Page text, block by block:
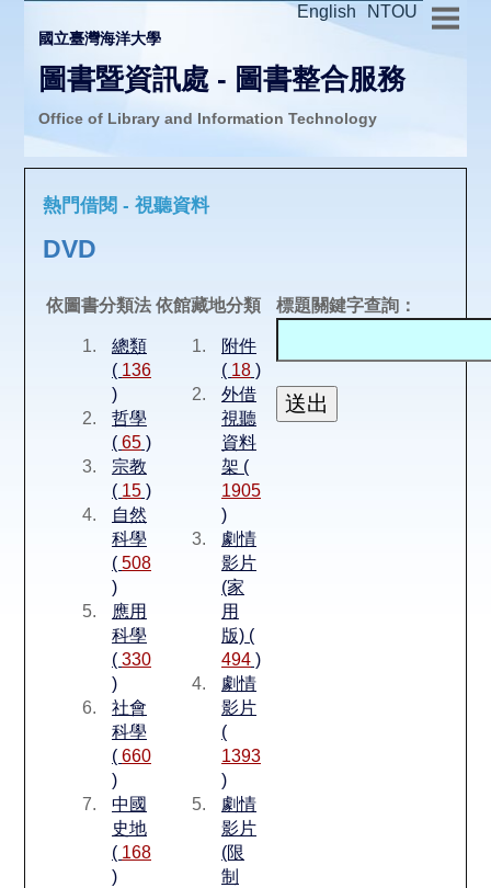
NTOU
English
國立臺灣海洋大學
圖書暨資訊處 - 圖書整合服務
Office of Library and Information Technology
推廣活動
圖書互借
線上報名
申請表單
空間借用
熱門借閱
個人借閱
熱門借閱 - 視聽資料
DVD
依圖書分類法
總類
( 136
)
哲學
( 65)
宗教
( 15)
自然
科學
( 508
)
應用
科學
( 330
)
社會
科學
( 660
)
中國
史地
( 168
)
依館藏地分類
附件
( 18)
外借
視聽
資料
架 (
1905
)
劇情
影片
(家
用
版) (
494)
劇情
影片
(
1393
)
劇情
影片
(限
制
標題關鍵字查詢：